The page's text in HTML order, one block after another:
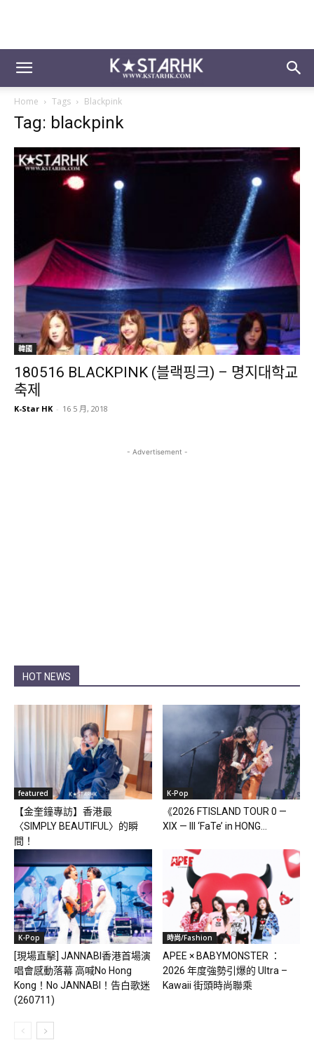
Home Tags Blackpink
Tag: blackpink
韓國
180516 BLACKPINK (블랙핑크) – 명지대학교
축제
K-Star HK - 16 5 月, 2018
- Advertisement -
HOT NEWS
featured
【金奎鐘專訪】香港最
〈SIMPLY BEAUTIFUL〉的瞬
間！
K-Pop
《2026 FTISLAND TOUR 0 —
XIX — III ‘FaTe’ in HONG...
K-Pop
[現場直擊] JANNABI香港首場演
唱會感動落幕 高喊No Hong
Kong！No JANNABI！告白歌迷
(260711)
時尚/Fashion
APEE × BABYMONSTER ：
2026 年度強勢引爆的 Ultra –
Kawaii 街頭時尚聯乘